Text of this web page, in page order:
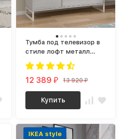
Тумба под телевизор в
стиле лофт металл
virton 1 (винтерберг)
12 389₽ 13 920₽
Купить
IKEA style